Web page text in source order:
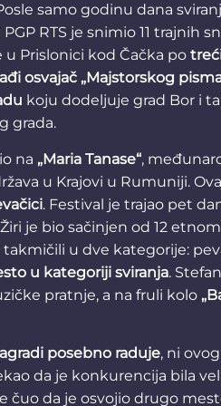
samo godinu dana
PGP RTS je snimio 11 trajnih
u Prislonici kod Čačka po
osvajač „Majstorskog
koju dodeljuje grad Bor i
grada.
na „Maria Tanase“,
u Krajovi u Rumuniji.
. Festival je trajao pet
Žiri je bio sačinjen od 12
u dve kategorije:
u kategoriji sviranja.
pratnje, a na fruli kolo
posebno raduje, ni
da je konkurencija bila
čuo da je osvojio drugo